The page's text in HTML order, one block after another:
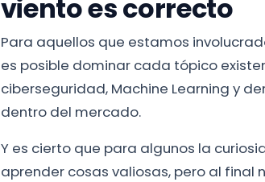
viento es correcto
Para aquellos que estamos
es posible dominar cada tópico
ciberseguridad, Machine Learning y
dentro del mercado.
Y es cierto que para algunos la
aprender cosas valiosas, pero al final